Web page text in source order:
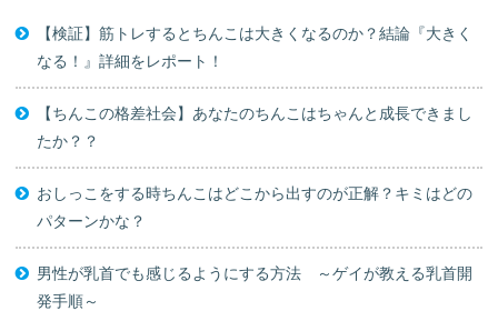
【検証】筋トレするとちんこは大きくなるのか？結論『大きく
なる！』詳細をレポート！
【ちんこの格差社会】あなたのちんこはちゃんと成長できまし
たか？？
おしっこをする時ちんこはどこから出すのが正解？キミはどの
パターンかな？
男性が乳首でも感じるようにする方法 ～ゲイが教える乳首開
発手順～